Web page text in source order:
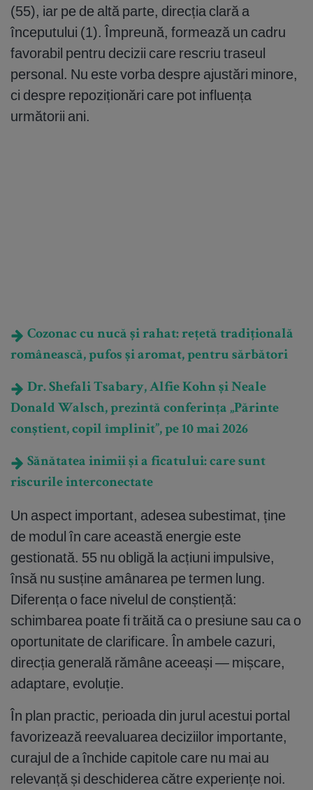
(55), iar pe de altă parte, direcția clară a
începutului (1). Împreună, formează un cadru
favorabil pentru decizii care rescriu traseul
personal. Nu este vorba despre ajustări minore,
ci despre repoziționări care pot influența
următorii ani.
Cozonac cu nucă și rahat: rețetă tradițională
românească, pufos și aromat, pentru sărbători
Dr. Shefali Tsabary, Alfie Kohn și Neale
Donald Walsch, prezintă conferința „Părinte
conștient, copil împlinit”, pe 10 mai 2026
Sănătatea inimii și a ficatului: care sunt
riscurile interconectate
Un aspect important, adesea subestimat, ține
de modul în care această energie este
gestionată. 55 nu obligă la acțiuni impulsive,
însă nu susține amânarea pe termen lung.
Diferența o face nivelul de conștiență:
schimbarea poate fi trăită ca o presiune sau ca o
oportunitate de clarificare. În ambele cazuri,
direcția generală rămâne aceeași — mișcare,
adaptare, evoluție.
În plan practic, perioada din jurul acestui portal
favorizează reevaluarea deciziilor importante,
curajul de a închide capitole care nu mai au
relevanță și deschiderea către experiențe noi.